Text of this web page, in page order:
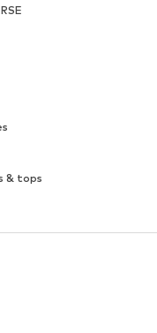
& tops
& tunieken